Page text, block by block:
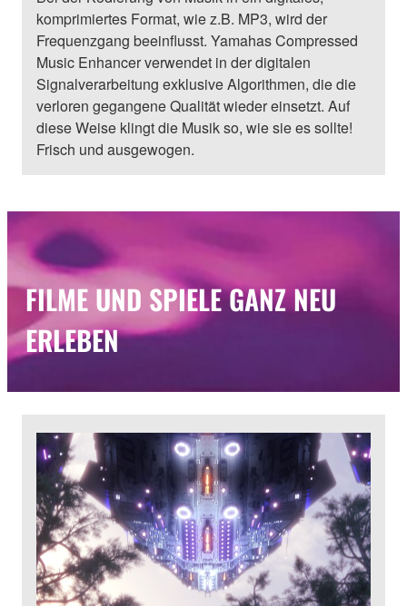
komprimiertes Format, wie z.B. MP3, wird der
Frequenzgang beeinflusst. Yamahas Compressed
Music Enhancer verwendet in der digitalen
Signalverarbeitung exklusive Algorithmen, die die
verloren gegangene Qualität wieder einsetzt. Auf
diese Weise klingt die Musik so, wie sie es sollte!
Frisch und ausgewogen.
FILME UND SPIELE GANZ NEU
ERLEBEN